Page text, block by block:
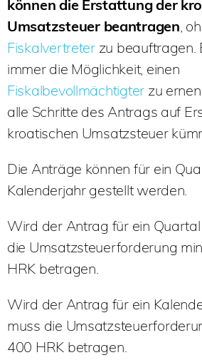
können die Erstattung der
Umsatzsteuer beantragen ,
Fiskalvertreterzu beauftragen.
immer die Möglichkeit, einen
Fiskalbevollmächtigter zu
alle Schritte des Antrags auf
kroatischen Umsatzsteuer
Die Anträge können für ein
Kalenderjahr gestellt werden.
Wird der Antrag für ein
die Umsatzsteuerforderung
HRK betragen.
Wird der Antrag für ein
muss die
400 HRK betragen.